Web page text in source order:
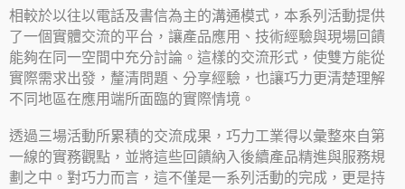
相較於以往以電話及書信為主的溝通模式，本系列活動提供
了一個實體交流的平台，讓產品應用、技術經驗與現場回饋
能夠在同一空間中充分討論。這樣的交流形式，使雙方能從
實際需求出發，釐清問題、分享經驗，也讓巧力更清楚理解
不同地區在應用端所面臨的實際情境。
透過三場活動所累積的交流成果，巧力工業得以彙整來自第
一線的實務觀點，並將這些回饋納入後續產品精進與服務規
劃之中。對巧力而言，這不僅是一系列活動的完成，更是持